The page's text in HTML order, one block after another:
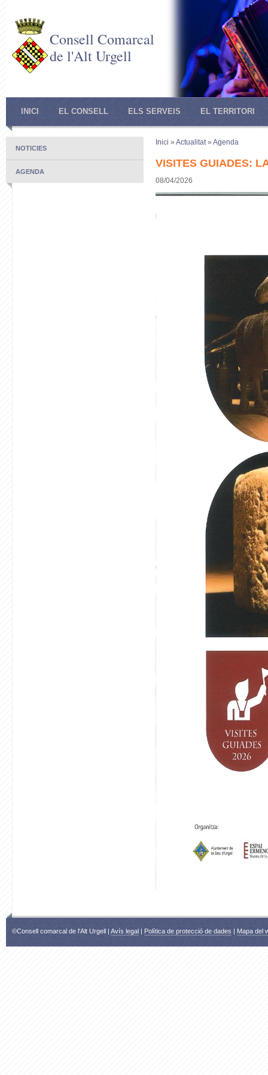
Consell Comarcal
de l'Alt Urgell
INICI EL CONSELL ELS SERVEIS EL TERRITORI
NOTICIES
AGENDA
Inici » Actualitat» Agenda
VISITES GUIADES:
08/04/2026
©Consell comarcal de l'Alt Urgell | Avís legal | Política de protecció de dades | Mapa del